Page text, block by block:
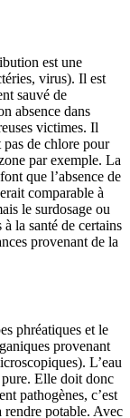
est une
virus). Il est
sauvé de
absence dans
victimes. Il
de chlore pour
par exemple. La
que l’absence de
comparable à
le surdosage ou
la santé de certains
provenant de la
phréatiques et le
provenant
L’eau
Elle doit donc
pathogènes, c’est
potable. Avec